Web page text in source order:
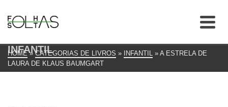
INFANTIL
HOME » CATEGORIAS DE LIVROS » INFANTIL » A ESTRELA DE
LAURA DE KLAUS BAUMGART